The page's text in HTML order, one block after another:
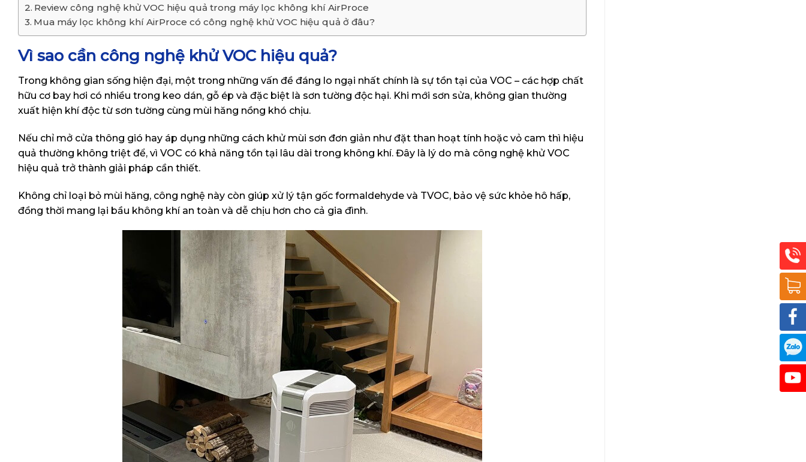
Review công nghệ khử VOC hiệu quả trong máy lọc không khí AirProce
Mua máy lọc không khí AirProce có công nghệ khử VOC hiệu quả ở đâu?
Vì sao cần công nghệ khử VOC hiệu quả?
Trong không gian sống hiện đại, một trong những vấn đề đáng lo ngại nhất chính là sự tồn tại của VOC – các hợp chất
hữu cơ bay hơi có nhiều trong keo dán, gỗ ép và đặc biệt là sơn tường độc hại. Khi mới sơn sửa, không gian thường
xuất hiện khí độc từ sơn tường cùng mùi hăng nồng khó chịu.
Nếu chỉ mở cửa thông gió hay áp dụng những cách khử mùi sơn đơn giản như đặt than hoạt tính hoặc vỏ cam thì hiệu
quả thường không triệt để, vì VOC có khả năng tồn tại lâu dài trong không khí. Đây là lý do mà công nghệ khử VOC
hiệu quả trở thành giải pháp cần thiết.
Không chỉ loại bỏ mùi hăng, công nghệ này còn giúp xử lý tận gốc formaldehyde và TVOC, bảo vệ sức khỏe hô hấp,
đồng thời mang lại bầu không khí an toàn và dễ chịu hơn cho cả gia đình.